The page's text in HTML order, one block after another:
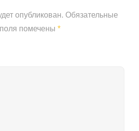
опубликован. Обязательные
поля помечены *